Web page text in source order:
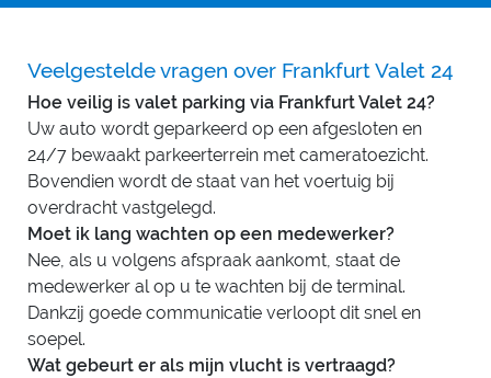
Veelgestelde vragen over Frankfurt Valet 24
Hoe veilig is valet parking via Frankfurt Valet 24?
Uw auto wordt geparkeerd op een afgesloten en
24/7 bewaakt parkeerterrein met cameratoezicht.
Bovendien wordt de staat van het voertuig bij
overdracht vastgelegd.
Moet ik lang wachten op een medewerker?
Nee, als u volgens afspraak aankomt, staat de
medewerker al op u te wachten bij de terminal.
Dankzij goede communicatie verloopt dit snel en
soepel.
Wat gebeurt er als mijn vlucht is vertraagd?